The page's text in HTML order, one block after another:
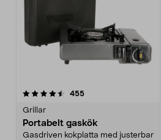
455recensioner
Grillar
Portabelt gaskök
Gasdriven kokplatta med justerbar
4.5 av 5 stjärnor